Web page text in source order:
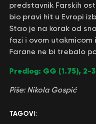
predstavnik Farskih
bio pravi hit u Evropi
Stao je na korak od
fazi i ovom utakmicom
Farane ne bi trebalo
Predlog: GG (1.75), 2-
Piše: Nikola Gospić
TAGOVI: